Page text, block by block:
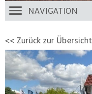
NAVIGATION
<< Zurück zur Übersicht